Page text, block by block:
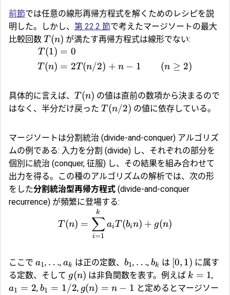
前節では任意の線形再帰方程式を解くためのレシピを説
明した。しかし、 第 22.2 節で考えたマージソートの最大
比較回数 T (n) が満たす再帰方程式は線形でない:
T (1)
T (n)
= 0
= 2T (n/2) + n − 1 (n ≥ 2)
具体的に言えば、 T (n) の値は直前の数項から決まるので
はなく、半分だけ戻った T (n/2) の値に依存している。
マージソートは分割統治 (divide-and-conquer) アルゴリズ
ムの例である: 入力を分割 (divide) し、それぞれの部分を
個別に統治 (conquer, 征服) し、その結果を組み合わせて
出力を得る。この種のアルゴリズムの解析では、次の形
をした分割統治型再帰方程式 (divide-and-conquer
recurrence) が頻繁に登場する:
T(n) =
i=1
∑
k
aiT (bin) + g(n)
ここで a1, …, ak は正の定数、 b1, …, bk は [0, 1) に属す
る定数、そして g(n) は非負関数を表す。例えば k = 1,
a1 = 2, b1 = 1/2, g(n) = n − 1 と定めるとマージソー